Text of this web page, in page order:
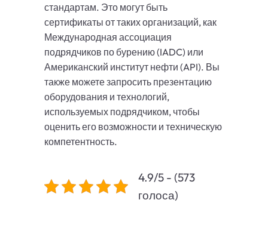
стандартам. Это могут быть
сертификаты от таких организаций, как
Международная ассоциация
подрядчиков по бурению (IADC) или
Американский институт нефти (API). Вы
также можете запросить презентацию
оборудования и технологий,
используемых подрядчиком, чтобы
оценить его возможности и техническую
компетентность.
4.9/5 - (573
голоса)